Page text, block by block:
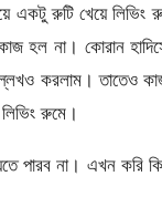
একটু রুটি খেয়ে
হল না। কোরান
করলাম। তাতেও
রুমে।
পারব না। এখন করি